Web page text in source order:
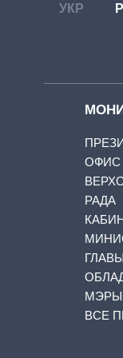
УКР
ОФИС
РАДА
ГЛАВЫ
МЭРЫ
ВСЕ